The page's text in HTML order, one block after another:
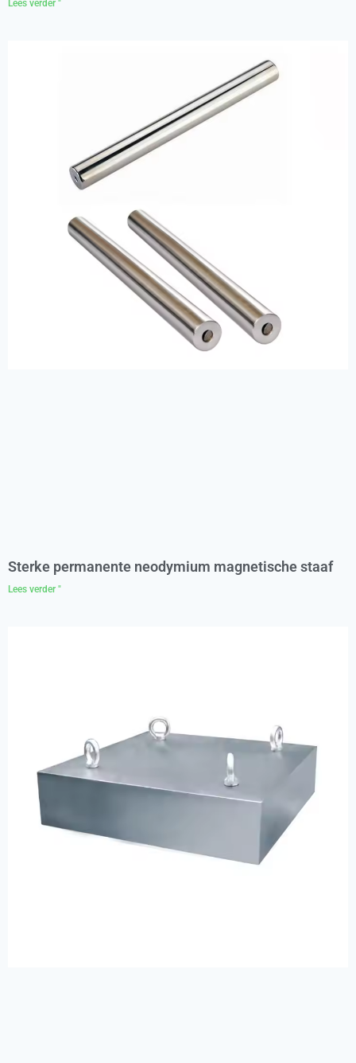
Lees verder "
Sterke permanente neodymium magnetische staaf
Lees verder "